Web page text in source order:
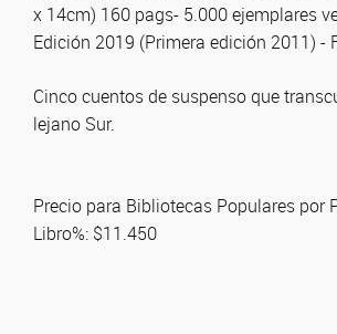
x 14cm) 160 pags- 5.000 ejemplares
Edición 2019 (Primera edición 2011) -
Cinco cuentos de suspenso que
lejano Sur.
Precio para Bibliotecas Populares por
Libro%: $11.450